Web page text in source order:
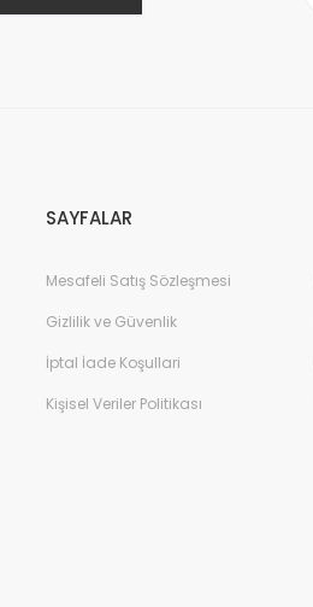
SAYFALAR
Mesafeli Satış Sözleşmesi
Gizlilik ve Güvenlik
İptal İade Koşullari
Kişisel Veriler Politikası